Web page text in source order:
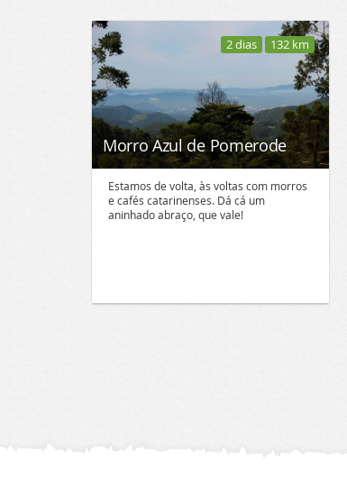
Morro Azul de Pomerode
2 dias 132 km
Estamos de volta, às voltas com morros
e cafés catarinenses. Dá cá um
aninhado abraço, que vale!